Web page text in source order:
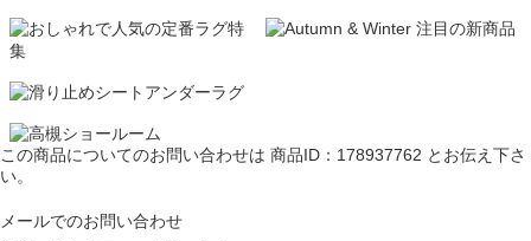
この商品についてのお問い合わせは 商品ID：178937762 とお伝え下さ
い。
メールでのお問い合わせ